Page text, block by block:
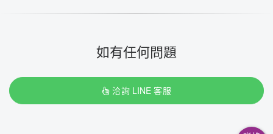
如有任何問題
洽詢 LINE 客服